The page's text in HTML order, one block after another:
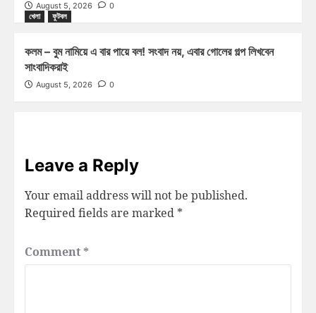
August 5, 2026
0
খেলা
ফুটবল
কলম – বুম নামিয়ে এ বার পায়ে বল! সংবাদ নয়, এবার গোলের গল্প লিখবেন
সাংবাদিকরাই
August 5, 2026 0
Leave a Reply
Your email address will not be published.
Required fields are marked *
Comment *